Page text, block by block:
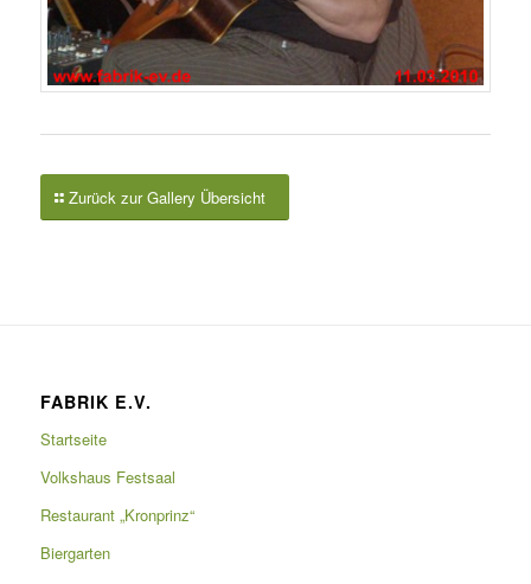
Zurück zur Gallery Übersicht
FABRIK E.V.
Startseite
Volkshaus Festsaal
Restaurant „Kronprinz“
Biergarten